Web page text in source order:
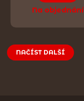
Na objednání
NAČÍST DALŠÍ